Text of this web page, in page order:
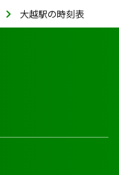
大越駅の時刻表